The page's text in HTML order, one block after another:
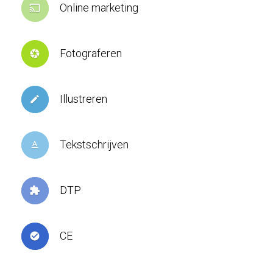
cast Online marketing
camera Fotograferen
create Illustreren
text_format Tekstschrijven
extension DTP
check_circle CE